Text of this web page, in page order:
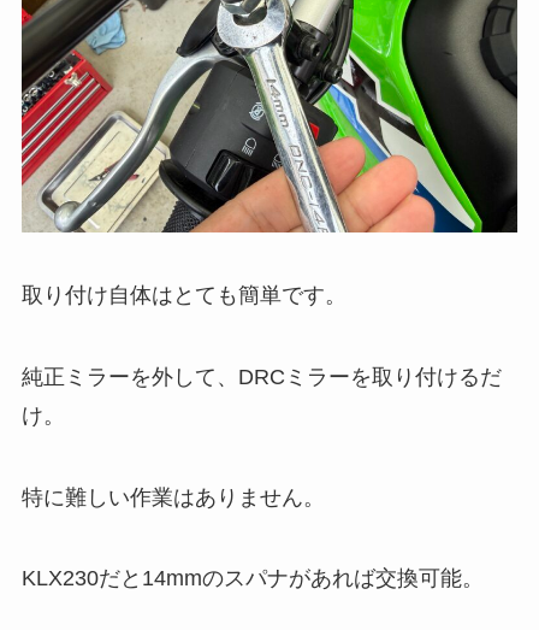
取り付け自体はとても簡単です。
純正ミラーを外して、DRCミラーを取り付けるだ
け。
特に難しい作業はありません。
KLX230だと14mmのスパナがあれば交換可能。